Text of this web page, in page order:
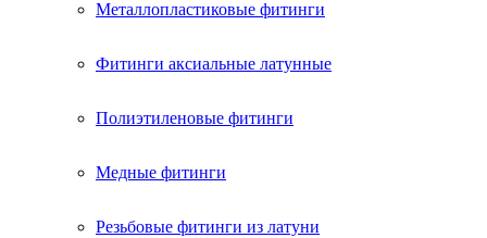
Металлопластиковые фитинги
Фитинги аксиальные латунные
Полиэтиленовые фитинги
Медные фитинги
Резьбовые фитинги из латуни